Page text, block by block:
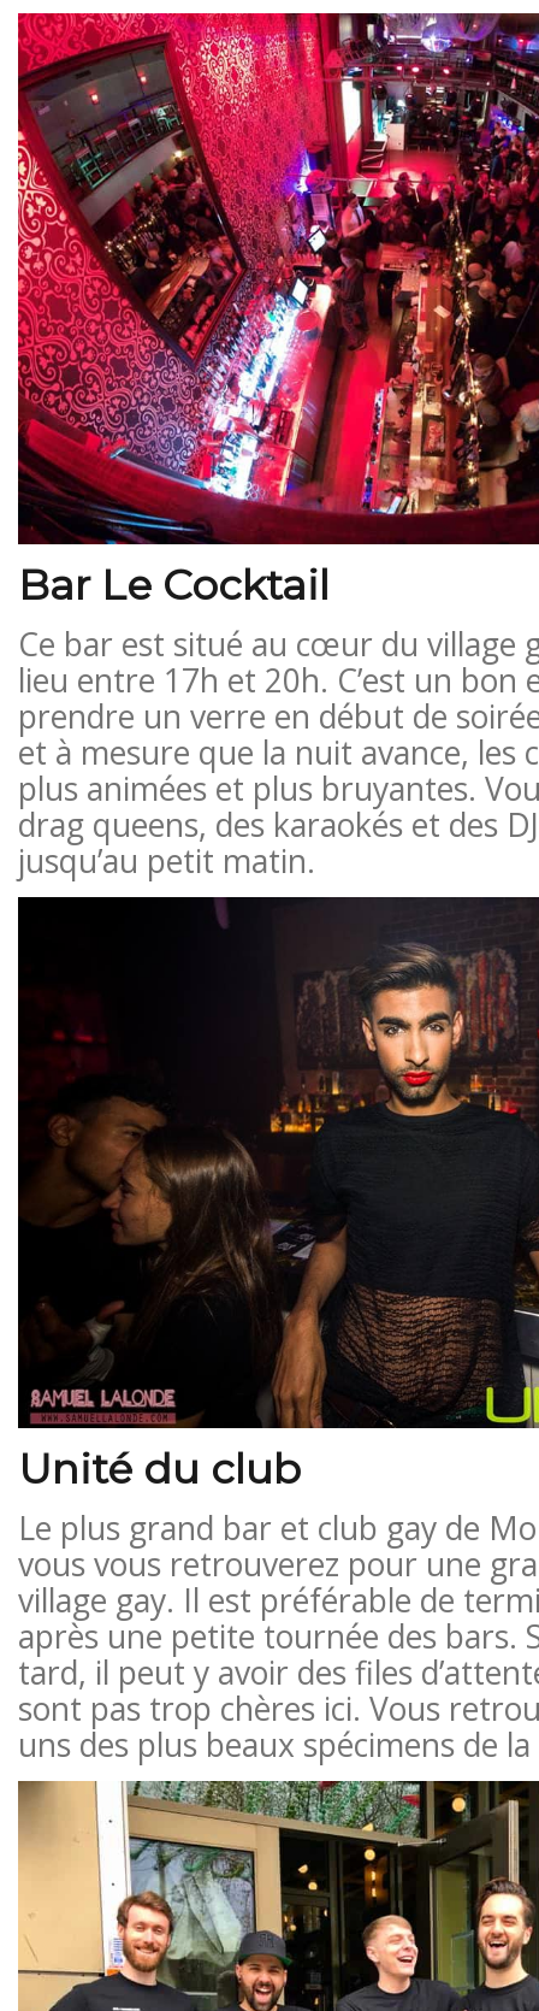
Bar Le Cocktail
Ce bar est situé au cœur du village
lieu entre 17h et 20h. C’est un bon
prendre un verre en début de
et à mesure que la nuit avance, les
plus animées et plus bruyantes.
drag queens, des karaokés et des
jusqu’au petit matin.
Unité du club
Le plus grand bar et club gay de
vous vous retrouverez pour une
village gay. Il est préférable de
après une petite tournée des bars.
tard, il peut y avoir des files
sont pas trop chères ici. Vous
uns des plus beaux spécimens de